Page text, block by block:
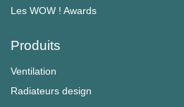
Les WOW ! Awards
Produits
Ventilation
Radiateurs design